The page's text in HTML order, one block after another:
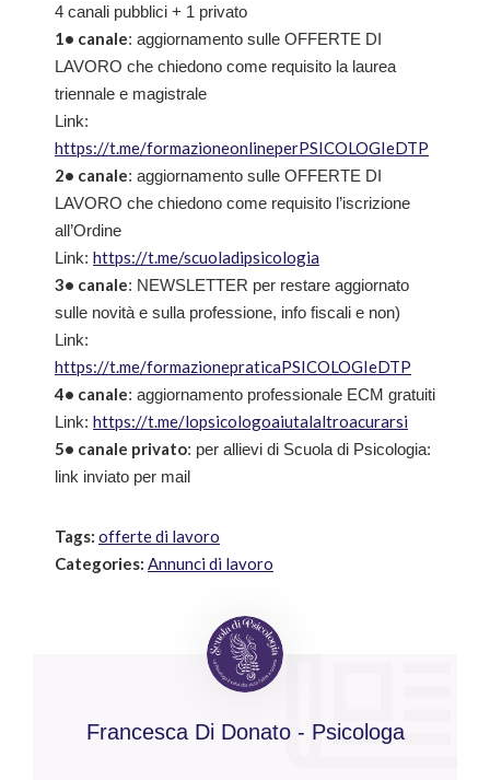
4 canali pubblici + 1 privato
1• canale: aggiornamento sulle OFFERTE DI
LAVORO che chiedono come requisito la laurea
triennale e magistrale
Link:
https://t.me/formazioneonlineperPSICOLOGIeDTP
2• canale: aggiornamento sulle OFFERTE DI
LAVORO che chiedono come requisito l’iscrizione
all’Ordine
Link: https://t.me/scuoladipsicologia
3• canale: NEWSLETTER per restare aggiornato
sulle novità e sulla professione, info fiscali e non)
Link:
https://t.me/formazionepraticaPSICOLOGIeDTP
4• canale: aggiornamento professionale ECM gratuiti
Link: https://t.me/lopsicologoaiutalaltroacurarsi
5• canale privato: per allievi di Scuola di Psicologia:
link inviato per mail
Tags: offerte di lavoro
Categories: Annunci di lavoro
Francesca Di Donato - Psicologa